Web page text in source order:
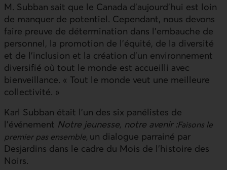
M. Subban sait que le Canada d’aujourd’hui est loin
de manquer de potentiel. Cependant, nous devons
faire preuve de détermination dans l’embauche de
personnel, la promotion de l’équité, de la diversité
et de l’inclusion et la création d’un environnement
diversifié où tout le monde est accueilli avec
bienveillance. « Tout le monde veut une meilleure
collectivité. »
Karl Subban était l’un des six panélistes de
l’événement Notre jeunesse, notre avenir :Faisons le
premier pas ensemble, un dialogue parrainé par
Desjardins dans le cadre du Mois de l’histoire des
Noirs.